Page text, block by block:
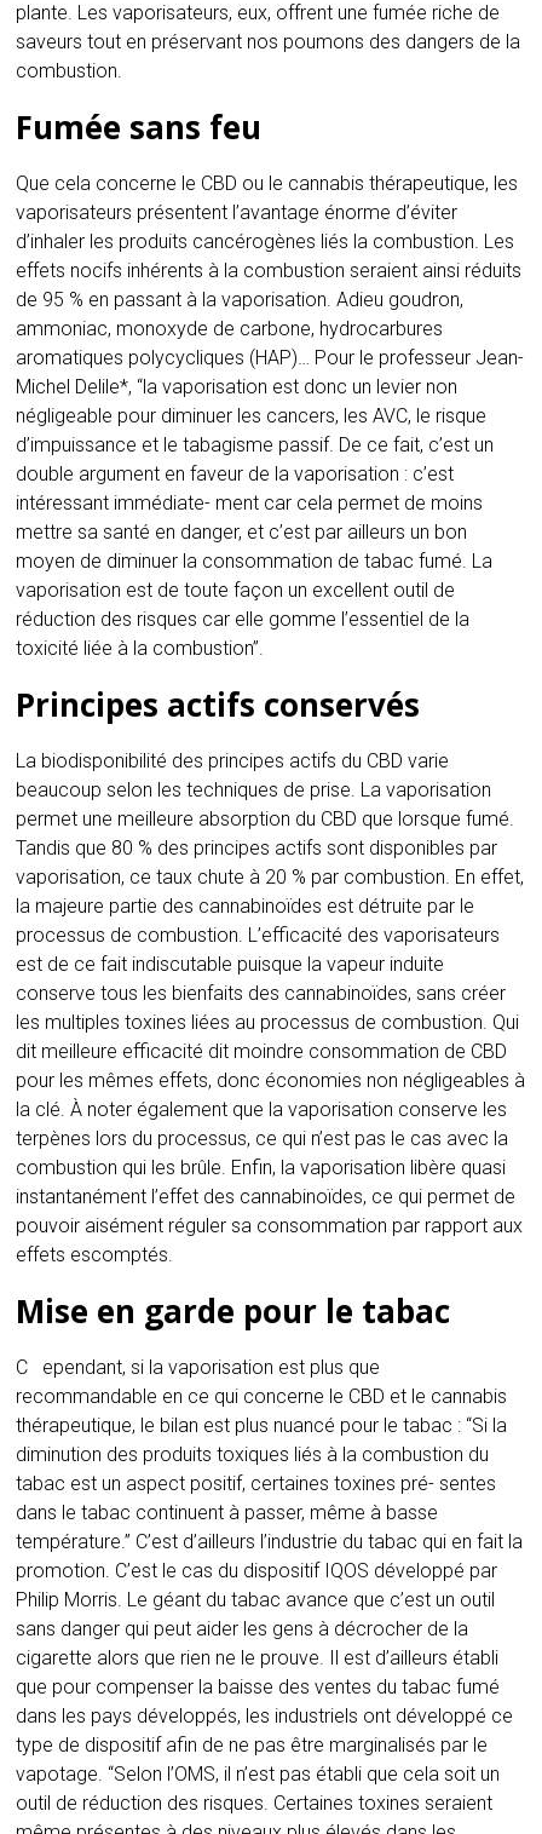
plante. Les vaporisateurs, eux, offrent une fumée riche de
saveurs tout en préservant nos poumons des dangers de la
combustion.
Fumée sans feu
Que cela concerne le CBD ou le cannabis thérapeutique, les
vaporisateurs présentent l’avantage énorme d’éviter
d’inhaler les produits cancérogènes liés la combustion. Les
effets nocifs inhérents à la combustion seraient ainsi réduits
de 95 % en passant à la vaporisation. Adieu goudron,
ammoniac, monoxyde de carbone, hydrocarbures
aromatiques polycycliques (HAP)… Pour le professeur Jean-
Michel Delile*, “la vaporisation est donc un levier non
négligeable pour diminuer les cancers, les AVC, le risque
d’impuissance et le tabagisme passif. De ce fait, c’est un
double argument en faveur de la vaporisation : c’est
intéressant immédiate- ment car cela permet de moins
mettre sa santé en danger, et c’est par ailleurs un bon
moyen de diminuer la consommation de tabac fumé. La
vaporisation est de toute façon un excellent outil de
réduction des risques car elle gomme l’essentiel de la
toxicité liée à la combustion”.
Principes actifs conservés
La biodisponibilité des principes actifs du CBD varie
beaucoup selon les techniques de prise. La vaporisation
permet une meilleure absorption du CBD que lorsque fumé.
Tandis que 80 % des principes actifs sont disponibles par
vaporisation, ce taux chute à 20 % par combustion. En effet,
la majeure partie des cannabinoïdes est détruite par le
processus de combustion. L’efficacité des vaporisateurs
est de ce fait indiscutable puisque la vapeur induite
conserve tous les bienfaits des cannabinoïdes, sans créer
les multiples toxines liées au processus de combustion. Qui
dit meilleure efficacité dit moindre consommation de CBD
pour les mêmes effets, donc économies non négligeables à
la clé. À noter également que la vaporisation conserve les
terpènes lors du processus, ce qui n’est pas le cas avec la
combustion qui les brûle. Enfin, la vaporisation libère quasi
instantanément l’effet des cannabinoïdes, ce qui permet de
pouvoir aisément réguler sa consommation par rapport aux
effets escomptés.
Mise en garde pour le tabac
Cependant, si la vaporisation est plus que
recommandable en ce qui concerne le CBD et le cannabis
thérapeutique, le bilan est plus nuancé pour le tabac : “Si la
diminution des produits toxiques liés à la combustion du
tabac est un aspect positif, certaines toxines pré- sentes
dans le tabac continuent à passer, même à basse
température.” C’est d’ailleurs l’industrie du tabac qui en fait la
promotion. C’est le cas du dispositif IQOS développé par
Philip Morris. Le géant du tabac avance que c’est un outil
sans danger qui peut aider les gens à décrocher de la
cigarette alors que rien ne le prouve. Il est d’ailleurs établi
que pour compenser la baisse des ventes du tabac fumé
dans les pays développés, les industriels ont développé ce
type de dispositif afin de ne pas être marginalisés par le
vapotage. “Selon l’OMS, il n’est pas établi que cela soit un
outil de réduction des risques. Certaines toxines seraient